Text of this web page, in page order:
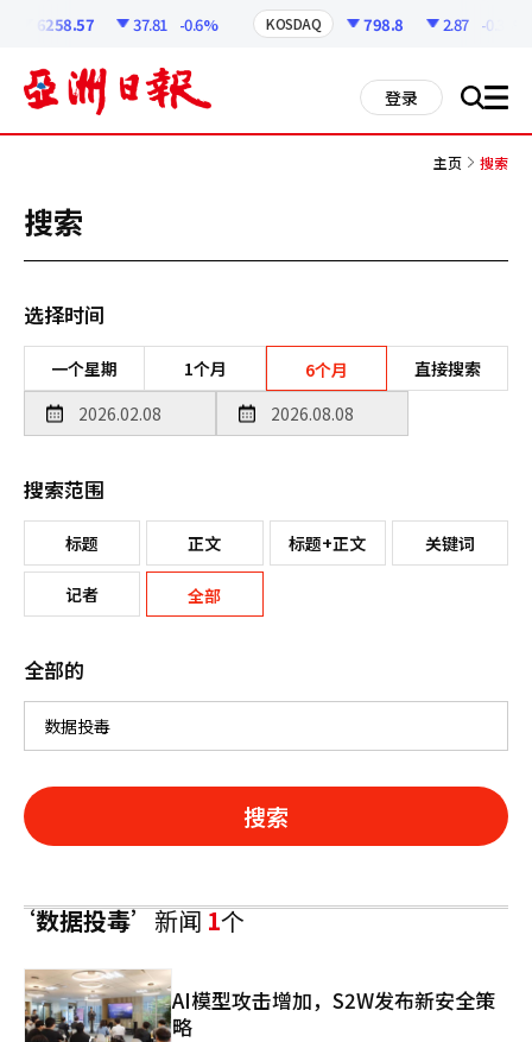
6258.57 37.81 -0.6% KOSDAQ 798.8 2.87 -0.36%
登录 搜 all
主页 搜索
搜索
选择时间
一个星期 1个月 6个月 直接搜索
搜索范围
标题 正文 标题+正文 关键词
记者 全部
全部的
搜索
‘数据投毒’新闻1个
AI模型攻击增加，S2W发布新安全策
略